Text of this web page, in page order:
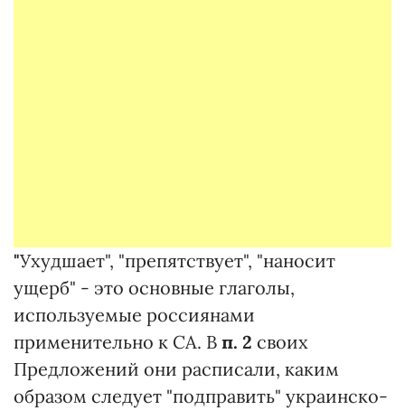
"Ухудшает", "препятствует", "наносит
ущерб" - это основные глаголы,
используемые россиянами
применительно к СА. В п. 2 своих
Предложений они расписали, каким
образом следует "подправить" украинско-